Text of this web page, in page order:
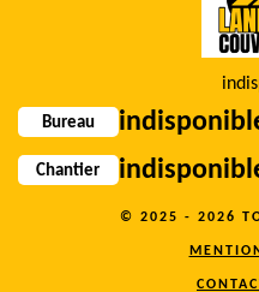
Bureau
Chantier
© 2025 - 2026